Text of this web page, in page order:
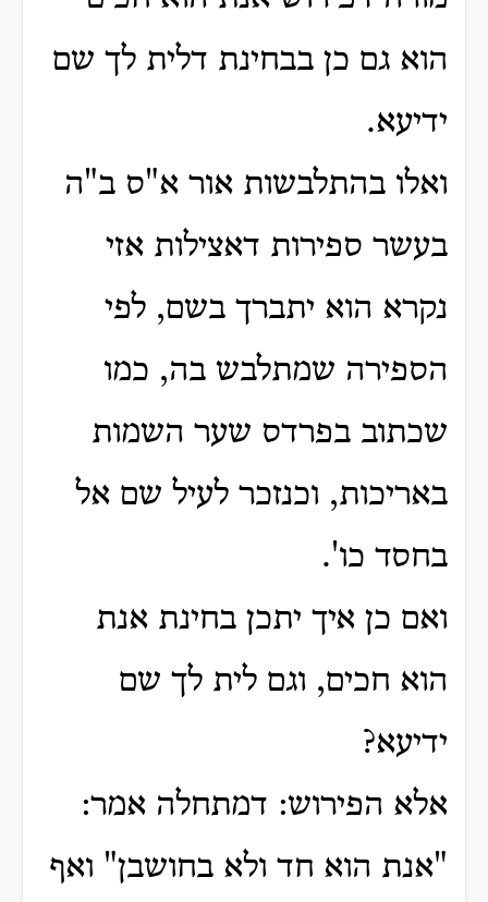
הוא גם כן בבחינת דלית לך שם
ידיעא.
ואלו בהתלבשות אור א"ס ב"ה
בעשר ספירות דאצילות אזי
נקרא הוא יתברך בשם, לפי
הספירה שמתלבש בה, כמו
שכתוב בפרדס שער השמות
באריכות, וכנזכר לעיל שם אל
בחסד כו'.
ואם כן איך יתכן בחינת אנת
הוא חכים, וגם לית לך שם
ידיעא?
אלא הפירוש: דמתחלה אמר:
"אנת הוא חד ולא בחושבן" ואף